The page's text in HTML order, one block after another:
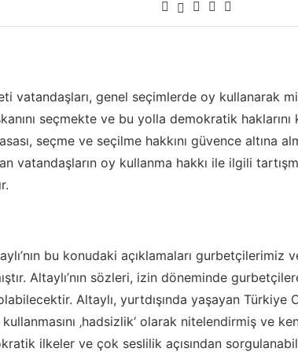
vatandaşları, genel seçimlerde oy kullanarak
seçmekte ve bu yolla demokratik haklarını
seçme ve seçilme hakkını güvence altına
vatandaşların oy kullanma hakkı ile ilgili
bu konudaki açıklamaları gurbetçilerimiz
Altaylı’nın sözleri, izin döneminde
Altaylı, yurtdışında yaşayan Türkiye
kullanmasını ‚hadsizlik‘ olarak nitelendirmiş ve
ilkeler ve çok seslilik açısından